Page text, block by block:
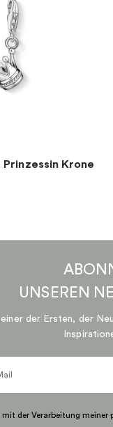
Krone
UNSEREN
einer der Ersten, der
mit der Verarbeitung